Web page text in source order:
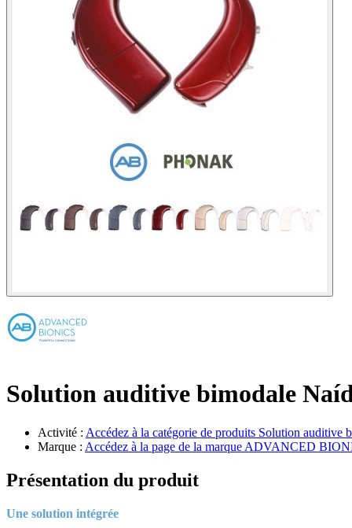
Solution auditive bimodale
Activité : Accédez à la catégorie de produits Solution auditive
Marque : Accédez à la page de la marque ADVANCED
Présentation du produit
Une solution intégrée